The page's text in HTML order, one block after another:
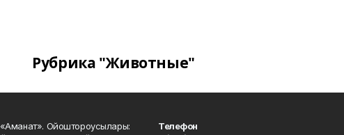
Рубрика "Животные"
Ойоштороусылары:
Телефон